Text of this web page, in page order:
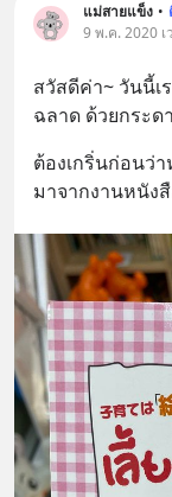
แม่สายแข็ง •
9 พ.ค. 2020 เ
สวัสดีค่า~ วันนี้เ
ฉลาด ด้วยกระด
ต้องเกริ่นก่อนว่
มาจากงานหนัง